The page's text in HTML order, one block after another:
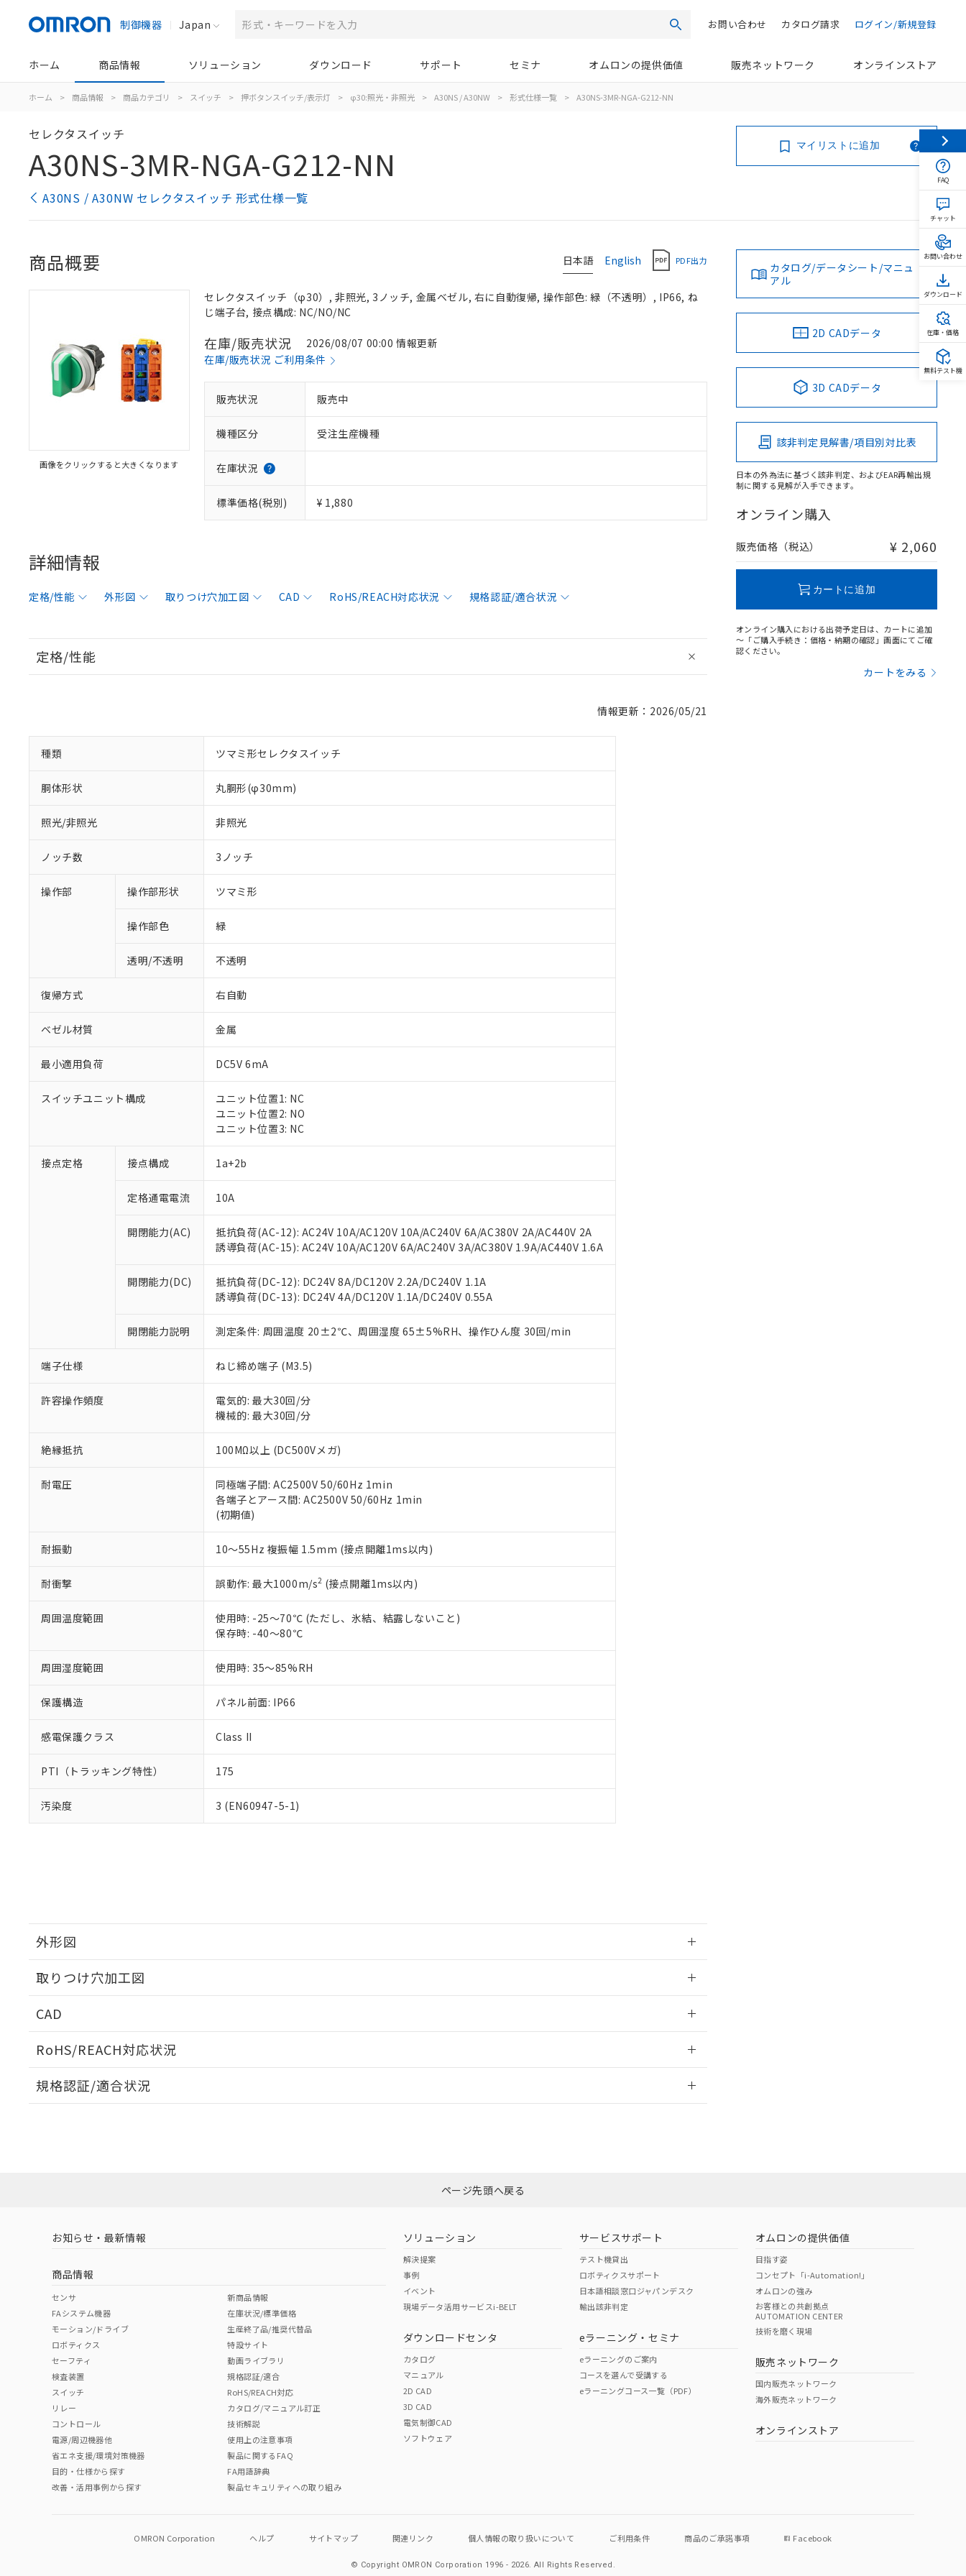
制御機器 Japan 検索 ログイン/新規登録
カタログ請求
お問い合わせ
ホーム 商品情報 ソリューション ダウンロード サポート セミナ オムロンの提供価値 販売ネットワーク オンラインストア
ホーム > 商品情報 > 商品カテゴリ > スイッチ > 押ボタンスイッチ/表示灯 > φ30:照光・非照光 > A30NS / A30NW > 形式仕様一覧 > A30NS-3MR-NGA-G212-NN
セレクタスイッチ
A30NS-3MR-NGA-G212-NN
A30NS / A30NW セレクタスイッチ 形式仕様一覧
マイリストに追加
日本語 English PDF出力
商品概要
画像をクリックすると大きくなります
セレクタスイッチ（φ30）, 非照光, 3ノッチ, 金属ベゼル, 右に自動復帰, 操作部色: 緑（不透明）, IP66, ね
じ端子台, 接点構成: NC/NO/NC
在庫/販売状況
2026/08/07 00:00 情報更新
在庫/販売状況 ご利用条件
販売状況 販売中
機種区分 受注生産機種
在庫状況
標準価格(税別) ¥ 1,880
詳細情報
定格/性能 外形図 取りつけ穴加工図 CAD RoHS/REACH対応状況 規格認証/適合状況
定格/性能
情報更新：2026/05/21
種類 ツマミ形セレクタスイッチ
胴体形状 丸胴形(φ30mm)
照光/非照光 非照光
ノッチ数 3ノッチ
操作部 操作部形状 ツマミ形
操作部色 緑
透明/不透明 不透明
復帰方式 右自動
ベゼル材質 金属
最小適用負荷 DC5V 6mA
スイッチユニット構成
ユニット位置1: NC
ユニット位置2: NO
ユニット位置3: NC
接点定格 接点構成 1a+2b
定格通電電流 10A
開閉能力(AC)
抵抗負荷(AC-12): AC24V 10A/AC120V 10A/AC240V 6A/AC380V 2A/AC440V 2A
誘導負荷(AC-15): AC24V 10A/AC120V 6A/AC240V 3A/AC380V 1.9A/AC440V 1.6A
開閉能力(DC)
抵抗負荷(DC-12): DC24V 8A/DC120V 2.2A/DC240V 1.1A
誘導負荷(DC-13): DC24V 4A/DC120V 1.1A/DC240V 0.55A
開閉能力説明 測定条件: 周囲温度 20±2℃、周囲湿度 65±5%RH、操作ひん度 30回/min
端子仕様 ねじ締め端子 (M3.5)
許容操作頻度
電気的: 最大30回/分
機械的: 最大30回/分
絶縁抵抗 100MΩ以上 (DC500Vメガ)
耐電圧
同極端子間: AC2500V 50/60Hz 1min
各端子とアース間: AC2500V 50/60Hz 1min
(初期値)
耐振動 10～55Hz 複振幅 1.5mm (接点開離1ms以内)
耐衝撃 誤動作: 最大1000m/s2 (接点開離1ms以内)
周囲温度範囲
使用時: -25～70℃ (ただし、氷結、結露しないこと)
保存時: -40～80℃
周囲湿度範囲 使用時: 35～85%RH
保護構造 パネル前面: IP66
感電保護クラス Class II
PTI（トラッキング特性） 175
汚染度 3 (EN60947-5-1)
外形図
取りつけ穴加工図
CAD
RoHS/REACH対応状況
EU RoHS 注意事項・凡例
ダウンロードはこちら
中国 RoHS 注意事項・凡例
中国 RoHS表
Pb Hg Cr(VI)
O O
"対応済み"や非含有の記載がされた商品であっても、流通在庫等で未対応品が混在する可能性があります。
非含有品が必要な際は、弊社営業部門もしくは販売店へお問い合わせください。
規格認証/適合状況
カタログ/データシート/マニュ
アル
2D CADデータ
3D CADデータ
該非判定見解書/項目別対比表
日本の外為法に基づく該非判定、およびEAR再輸出規
制に関する見解が入手できます。
オンライン購入
販売価格（税込） ¥ 2,060
カートに追加
オンライン購入における出荷予定日は、カートに追加
～「ご購入手続き：価格・納期の確認」画面にてご確
認ください。
カートをみる
ご利用条件
以下の条件をお読みいただき、同意のうえご利用ください。
本サービスは、当社制御機器事業取扱商品の当社在庫状況および標準価格(税抜)を提供させていただ
くものです。
当社制御機器事業取扱商品の中には、本サービスの対象外となる商品もあることをご了承ください。
のであり、閲覧された時点での実際の在庫および標準価格とは異なる場合があることをご了承くださ
い。
正式な納期状況および標準価格はお客様のお取引先、またはお客様担当のオムロン制御機器販売店・
当社販売員にご相談ください。
オムロン制御機器販売店や当社販売拠点は「販売ネットワーク
」をご確認ください。
在庫状況および標準価格結果を当社の事前の承諾なく第三者に漏洩または開示しないようお願いしま
マイパーツ機能（部品リスト作成サービス）をご利用いただくには、I-Webメンバーズにご登録され
ている必要があります。
お客様が当ウェブサイト上で当社にご登録された部品リストについて、当社および当社の共同利用者
さい。
※当社の共同利用者とは、"個人情報の共同利用に関して"
の「1.共同利用者の範囲」に記載されて
いる法人を指します。
※1 対応状況
対応済み：EU RoHS指令（10物質）の非含有に対応した製品が提供可能な商品です。
対応予定：EU RoHS指令（10物質）の非含有に対応した製品に切り替える予定のある商品です。
対応予定なし：EU RoHS指令（10物質）の非含有に非対応の商品で、対応品を出す予定はありません。
非該当品：ライセンス料など無形物で、有害物質有無と関係のない商品です。
仕入先様の事情により、非含有部品としていたものが、含有品と判明した場合などやむを得ず変更すること
があります。
*EU RoHS指令（10物質）：
鉛(Pb) 1000ppm以下、 水銀(Hg) 1000ppm以下、 カドミウム(Cd) 100ppm以下、
六価クロム(Cr(Ⅵ)) 1000ppm以下、ポリ臭化ビフェニル類(PBB) 1000ppm以下、ポリ臭化ジフェニルエーテル類(PBDE) 1000ppm以下、
但し、RoHS指令で産業用監視および制御機器に対する適用除外項目は除く。
フタル酸エステル類の４物質については閾値を超える意図的な使用がないことを確認しています。
※2 対応予定月
部品在庫の切り替え状況などにより、予定月が前後することがあります。
※3 非含有証明書ダウンロード
下記の非含有証明書をダウンロードすることができます。
EU RoHS指令（10物質）の非含有証明書
51物質の非含有証明書（当社基準）
※本証明書は発行日時点で非含有を証明するもので、過去に遡って非含有を証明するものではありません。
また、RoHS指令のフタル酸エステル類４物質の対応では、対応完了までの期間は出荷製品に未対応品が
混在することから備考欄に対応日を記載しておりました。
り割愛しております。
※1 中国RoHS○×表
「－」：未確認です。当社販売部門へお問い合わせください。
*中国RoHS10物質の基準値 (GB/T26572)：
Pb(鉛) :1000ppm、 Hg(水銀) : 1000ppm、 Cd(カドミウム) : 100ppm、
Cr(Ⅵ)(六価クロム) : 1000ppm、 PBBs(ポリ臭化ビフェニル類) : 1000ppm、 PBDEs(ポリ臭化ジフェニルエーテル類) : 1000ppm、
DBP(フタル酸ジブチル) : 1000ppm、 DIBP(フタル酸ジイソブチル) : 1000ppm、 BBP(フタル酸ブチルベンジル) : 1000ppm、
DEHP(フタル酸ビス(2-エチルヘキシル)) : 1000ppm
※2 環境保護使用期限
「ｅ」：有害物質（10物質）のすべてが基準値以下であることを示します。
「10」：通常の使用状況下において有害物質が外部に漏えいし、環境に深刻な影響を及ぼさない年数を意
味します。
当社は、これら貴社製品のうち、外国為替および外国貿易法に定める商品（以下｢規制貨物等」とい
う）を輸出または国外への提供する場合は、日本国政府の輸出許可(または役務取引許可)を取得する
当社は規制貨物を破棄する場合は、完全に破砕するなど、違法に輸出されないよう必要な手段を講じ
ます。
当社は貴社製品を、核兵器、ミサイル、化学兵器、生物兵器またはその他武器並びにこれらの製造装
当社は、貴社製品を第三者に販売する場合は、上記1、2および3の内容を当該第三者に通知します。
また当社は、販売先および販売に係わる関係者が違法に輸出するおそれがある場合は、取り引きをい
たしません。
記
号
説明
○ 一定数以上の在庫あり
△ 一定数には満たないが在庫あり
－
在庫なし(最新の在庫状況については、お客様のお取引先、またはお客様担当のオムロン制御
機器販売店・当社販売員にご確認ください)
空
白
受注生産機種、また在庫状況の情報を公開していない機種
ページ先頭へ戻る
お知らせ・最新情報
商品情報
センサ
FAシステム機器
モーション/ドライブ
ロボティクス
セーフティ
検査装置
スイッチ
リレー
コントロール
電源/周辺機器他
省エネ支援/環境対策機器
目的・仕様から探す
改善・活用事例から探す
新商品情報
在庫状況/標準価格
生産終了品/推奨代替品
特設サイト
動画ライブラリ
規格認証/適合
RoHS/REACH対応
カタログ/マニュアル訂正
技術解説
使用上の注意事項
製品に関するFAQ
FA用語辞典
製品セキュリティへの取り組み
ソリューション
解決提案
事例
イベント
現場データ活用サービスi-BELT
ダウンロードセンタ
カタログ
マニュアル
2D CAD
3D CAD
電気制御CAD
ソフトウェア
サービスサポート
テスト機貸出
ロボティクスサポート
日本語相談窓口ジャパンデスク
輸出該非判定
eラーニング・セミナ
eラーニングのご案内
コースを選んで受講する
eラーニングコース一覧（PDF）
オムロンの提供価値
目指す姿
コンセプト「i-Automation!」
オムロンの強み
お客様との共創拠点
AUTOMATION CENTER
技術を磨く現場
販売ネットワーク
国内販売ネットワーク
海外販売ネットワーク
オンラインストア
OMRON Corporation ヘルプ サイトマップ 関連リンク 個人情報の取り扱いについて ご利用条件 商品のご承諾事項 Facebook
© Copyright OMRON Corporation 1996 - 2026.All Rights Reserved.
FAQ
チャット
お問い合わせ
ダウンロード
在庫・価格
無料テスト機